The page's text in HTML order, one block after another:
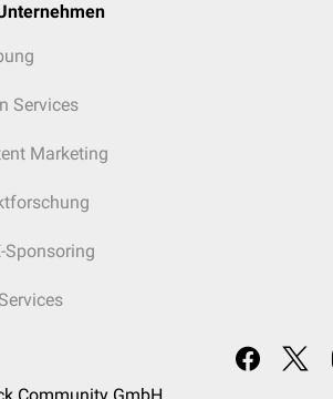
Services
Marketing
Sponsoring